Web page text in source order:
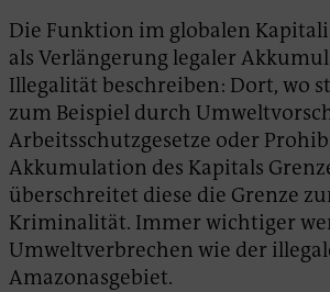
Die Funktion im globalen
als Verlängerung legaler
Illegalität beschreiben: Dort, wo
zum Beispiel durch
Arbeitsschutzgesetze oder
Akkumulation des Kapitals
überschreitet diese die Grenze
Kriminalität. Immer wichtiger
Umweltverbrechen wie der
Amazonasgebiet.